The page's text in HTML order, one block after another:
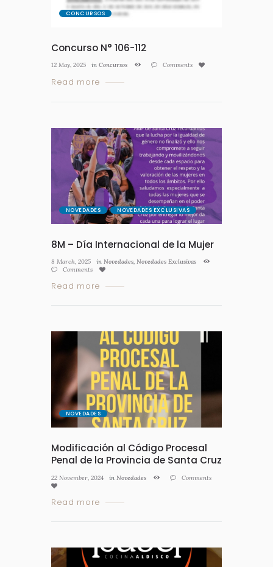
CONCURSOS
Concurso N° 106-112
12 May, 2025 in Concursos Comments
Read more
NOVEDADES NOVEDADES EXCLUSIVAS
8M – Día Internacional de la Mujer
8 March, 2025 in Novedades, Novedades Exclusivas
Comments
Read more
NOVEDADES
Modificación al Código Procesal
Penal de la Provincia de Santa Cruz
22 November, 2024 in Novedades Comments
Read more